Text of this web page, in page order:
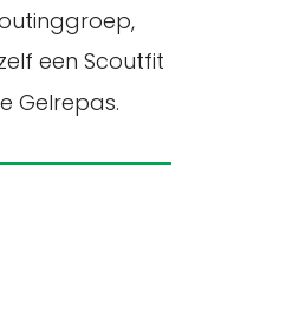
een Scoutfit
Gelrepas.